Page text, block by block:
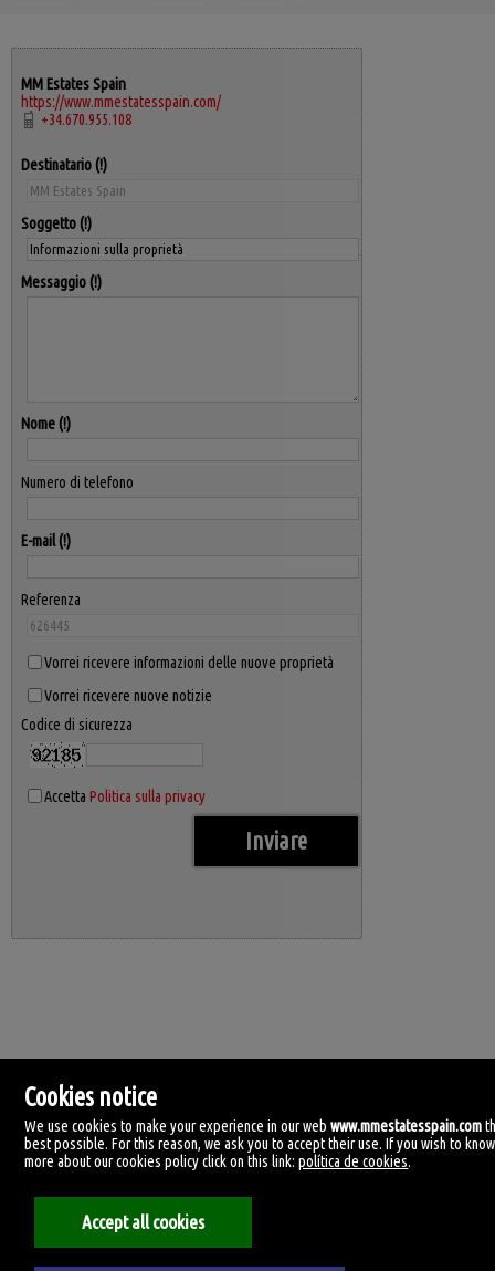
MM Estates Spain
https://www.mmestatesspain.com/
+34.670.955.108
Destinatario
Soggetto
Messaggio
Nome
Numero di telefono
E-mail
Referenza
Vorrei ricevere informazioni delle nuove proprietà
Vorrei ricevere nuove notizie
Codice di sicurezza
Accetta Politica sulla privacy
MM Estates Spain
Tirreno, 4.
29620 Torremolinos, Málaga
Cookies notice
We use cookies to make your experience in our webwww.mmestatesspain.com
best possible. For this reason, we ask you to accept their use. If you wish to know
more about our cookies policy click on this link:política de cookies.
Accept all cookies